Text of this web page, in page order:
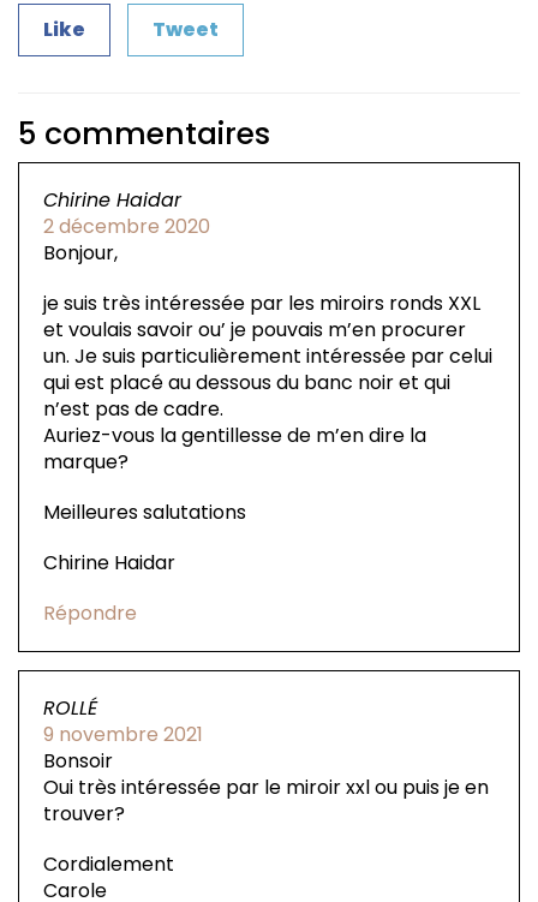
Like Tweet
5 commentaires
Chirine Haidar
2 décembre 2020
Bonjour,
je suis très intéressée par les miroirs ronds XXL
et voulais savoir ou’ je pouvais m’en procurer
un. Je suis particulièrement intéressée par celui
qui est placé au dessous du banc noir et qui
n’est pas de cadre.
Auriez-vous la gentillesse de m’en dire la
marque?
Meilleures salutations
Chirine Haidar
Répondre
ROLLÉ
9 novembre 2021
Bonsoir
Oui très intéressée par le miroir xxl ou puis je en
trouver?
Cordialement
Carole